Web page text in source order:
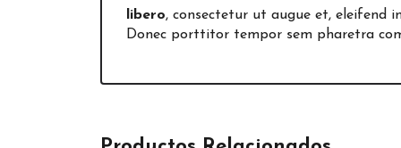
libero, consectetur ut augue et, eleifend
Donec porttitor tempor sem pharetra